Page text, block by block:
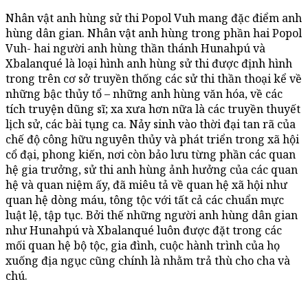
Nhân vật anh hùng sử thi Popol Vuh mang đặc điểm anh
hùng dân gian. Nhân vật anh hùng trong phần hai Popol
Vuh- hai người anh hùng thần thánh Hunahpú và
Xbalanqué là loại hình anh hùng sử thi được định hình
trong trên cơ sở truyền thống các sử thi thần thoại kể về
những bậc thủy tổ – những anh hùng văn hóa, về các
tích truyện dũng sĩ; xa xưa hơn nữa là các truyền thuyết
lịch sử, các bài tụng ca. Nảy sinh vào thời đại tan rã của
chế độ công hữu nguyên thủy và phát triển trong xã hội
cổ đại, phong kiến, nơi còn bảo lưu từng phần các quan
hệ gia trưởng, sử thi anh hùng ảnh hưởng của các quan
hệ và quan niệm ấy, đã miêu tả về quan hệ xã hội như
quan hệ dòng máu, tông tộc với tất cả các chuẩn mực
luật lệ, tập tục. Bởi thế những người anh hùng dân gian
như Hunahpú và Xbalanqué luôn được đặt trong các
mối quan hệ bộ tộc, gia đình, cuộc hành trình của họ
xuống địa ngục cũng chính là nhằm trả thù cho cha và
chú.